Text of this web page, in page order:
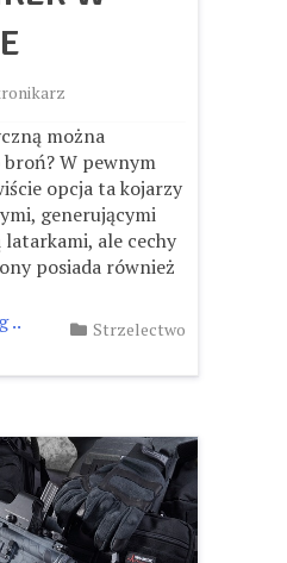
można
W pewnym
opcja ta kojarzy
generującymi
ale cechy
posiada również
.. Strzelectwo